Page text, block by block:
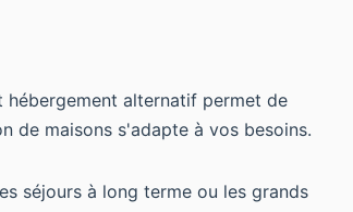
alternatif permet de
de maisons s'adapte à vos besoins.
séjours à long terme ou les grands